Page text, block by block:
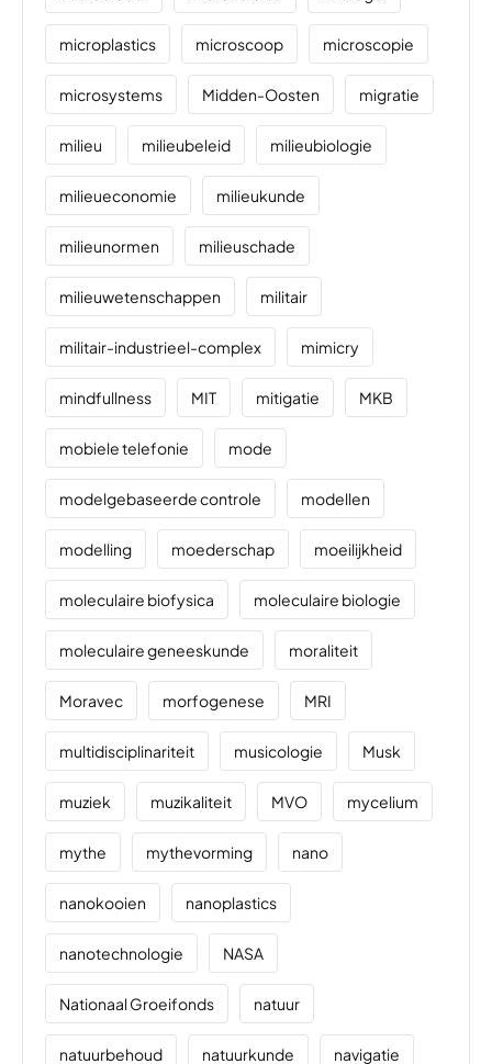
microplastics microscoop microscopie
microsystems Midden-Oosten migratie
milieu milieubeleid milieubiologie
milieueconomie milieukunde
milieunormen milieuschade
milieuwetenschappen militair
militair-industrieel-complex mimicry
mindfullness MIT mitigatie MKB
mobiele telefonie mode
modelgebaseerde controle modellen
modelling moederschap moeilijkheid
moleculaire biofysica moleculaire biologie
moleculaire geneeskunde moraliteit
Moravec morfogenese MRI
multidisciplinariteit musicologie Musk
muziek muzikaliteit MVO mycelium
mythe mythevorming nano
nanokooien nanoplastics
nanotechnologie NASA
Nationaal Groeifonds natuur
natuurbehoud natuurkunde navigatie